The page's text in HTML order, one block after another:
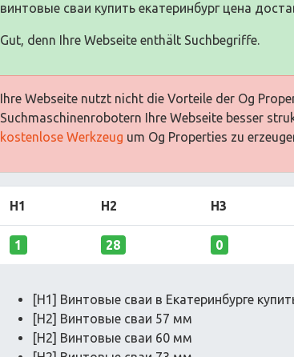
винтовые сваи купить екатеринбург цена
Gut, denn Ihre Webseite enthält Suchbegriffe.
Ihre Webseite nutzt nicht die Vorteile der Og
Suchmaschinenrobotern Ihre Webseite besser
kostenlose Werkzeug um Og Properties zu
H1 H2 H3
1 28 0
[H1] Винтовые сваи в Екатеринбурге
[H2] Винтовые сваи 57 мм
[H2] Винтовые сваи 60 мм